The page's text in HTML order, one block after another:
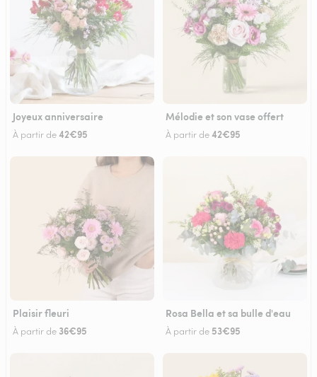
Joyeux anniversaire
À partir de42€95
Mélodie et son vase offert
À partir de42€95
Plaisir fleuri
À partir de 36€95
Rosa Bella et sa bulle d'eau
À partir de 53€95